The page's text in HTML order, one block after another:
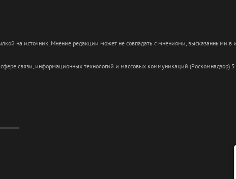
на источник. Мнение редакции может не совпадать с мнениями, высказанными
сфере связи, информационных технологий и массовых коммуникаций